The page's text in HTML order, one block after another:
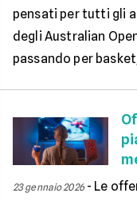
pensati per tutti gli
degli Australian
passando per
23 gennaio 2026- Le